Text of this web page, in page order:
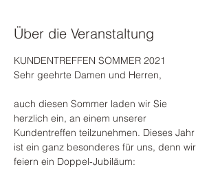
Über die Veranstaltung
KUNDENTREFFEN SOMMER 2021
Sehr geehrte Damen und Herren,
auch diesen Sommer laden wir Sie
herzlich ein, an einem unserer
Kundentreffen teilzunehmen. Dieses Jahr
ist ein ganz besonderes für uns, denn wir
feiern ein Doppel-Jubiläum: